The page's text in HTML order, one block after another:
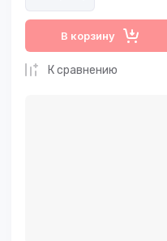
В корзину
К сравнению